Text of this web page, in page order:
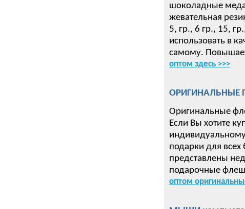
шоколадные
жевательная
5, гр., 6 гр., 15,
использовать в
самому.
оптом здесь >>>
ОРИГИНАЛЬНЫЕ
Оригинальные
Если Вы хотите
подарки для
представлены
подарочные
оптом